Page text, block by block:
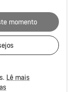
momento
Lê mais